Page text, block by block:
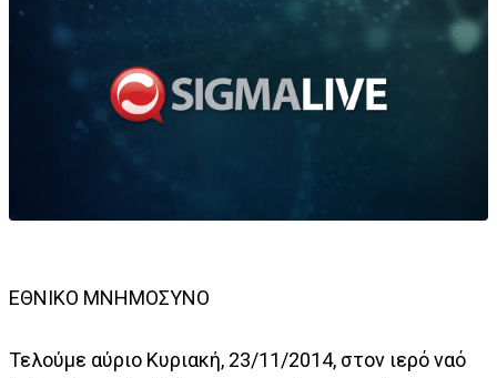
ΕΘΝΙΚΟ ΜΝΗΜΟΣΥΝΟ
Τελούμε αύριο Κυριακή, 23/11/2014, στον ιερό ναό